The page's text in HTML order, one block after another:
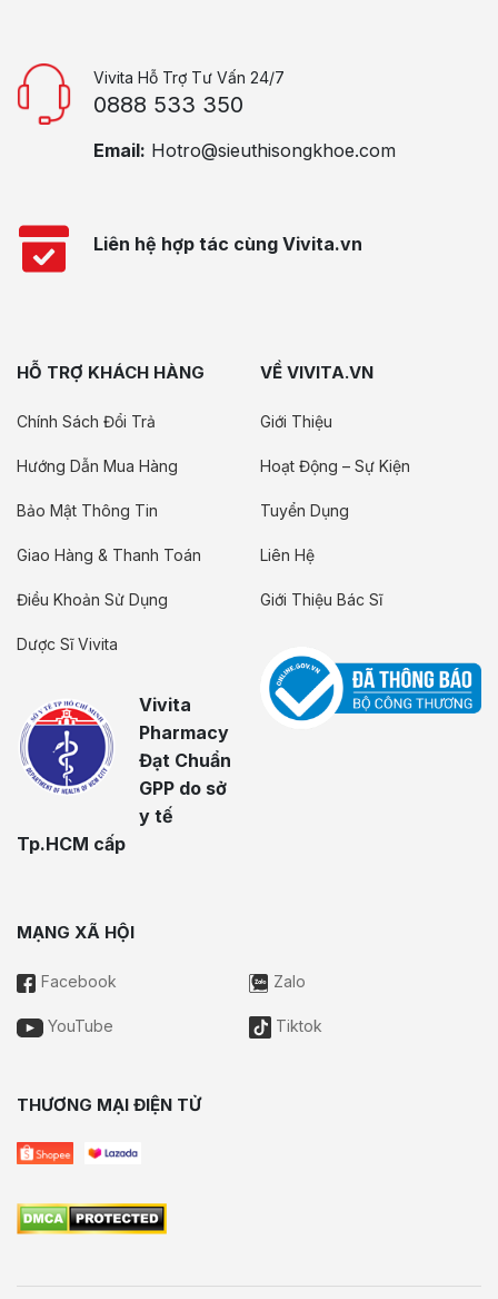
Vivita Hỗ Trợ Tư Vấn 24/7
0888 533 350
Email: Hotro@sieuthisongkhoe.com
Liên hệ hợp tác cùng Vivita.vn
HỖ TRỢ KHÁCH HÀNG
Chính Sách Đổi Trả
Hướng Dẫn Mua Hàng
Bảo Mật Thông Tin
Giao Hàng & Thanh Toán
Điều Khoản Sử Dụng
Dược Sĩ Vivita
Vivita
Pharmacy
Đạt Chuẩn
GPP do sở
y tế
Tp.HCM cấp
VỀ VIVITA.VN
Giới Thiệu
Hoạt Động – Sự Kiện
Tuyển Dụng
Liên Hệ
Giới Thiệu Bác Sĩ
MẠNG XÃ HỘI
Facebook Zalo
YouTube Tiktok
THƯƠNG MẠI ĐIỆN TỬ